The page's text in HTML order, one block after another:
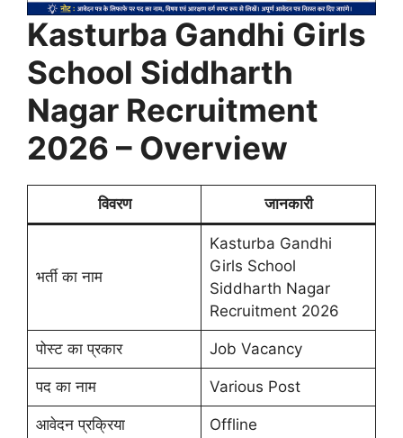
Kasturba Gandhi Girls
School Siddharth
Nagar Recruitment
2026 – Overview
विवरण जानकारी
भर्ती का नाम
Kasturba Gandhi
Girls School
Siddharth Nagar
Recruitment 2026
पोस्ट का प्रकार Job Vacancy
पद का नाम Various Post
आवेदन प्रक्रिया Offline